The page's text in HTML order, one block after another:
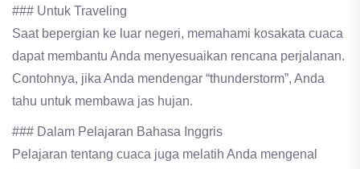
### Untuk Traveling
Saat bepergian ke luar negeri, memahami kosakata cuaca
dapat membantu Anda menyesuaikan rencana perjalanan.
Contohnya, jika Anda mendengar “thunderstorm”, Anda
tahu untuk membawa jas hujan.
### Dalam Pelajaran Bahasa Inggris
Pelajaran tentang cuaca juga melatih Anda mengenal